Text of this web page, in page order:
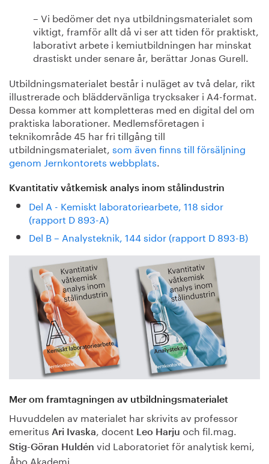
– Vi bedömer det nya utbildningsmaterialet som
viktigt, framför allt då vi ser att tiden för praktiskt,
laborativt arbete i kemiutbildningen har minskat
drastiskt under senare år, berättar Jonas Gurell.
Utbildningsmaterialet består i nuläget av två delar, rikt
illustrerade och bläddervänliga trycksaker i A4-format.
Dessa kommer att kompletteras med en digital del om
praktiska laborationer. Medlemsföretagen i
teknikområde 45 har fri tillgång till
utbildningsmaterialet, som även finns till försäljning
genom Jernkontorets webbplats.
Kvantitativ våtkemisk analys inom stålindustrin
Del A - Kemiskt laboratoriearbete, 118 sidor
(rapport D 893-A)
Del B – Analysteknik, 144 sidor (rapport D 893-B)
Mer om framtagningen av utbildningsmaterialet
Huvuddelen av materialet har skrivits av professor
emeritus Ari Ivaska , docent Leo Harju och fil.mag.
Stig-Göran Huldén vid Laboratoriet för analytisk kemi,
Åbo Akademi.